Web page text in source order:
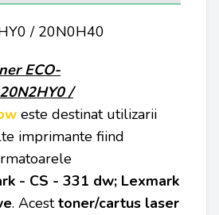
/ 20N0H40
ECO-
/
este destinat utilizarii
imprimante fiind
- CS - 331 dw; Lexmark
. Acesttoner/cartus laser